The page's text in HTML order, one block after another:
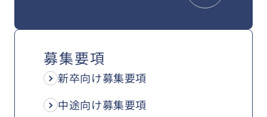
募集要項
新卒向け募集要項
中途向け募集要項